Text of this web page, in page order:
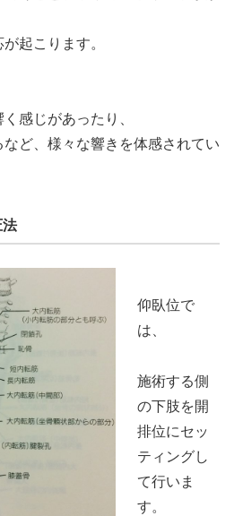
起こります。
感じがあったり、
ど、様々な響きを体感されてい
仰臥位で
は、
施術する側
の下肢を開
排位にセッ
ティングし
て行いま
す。